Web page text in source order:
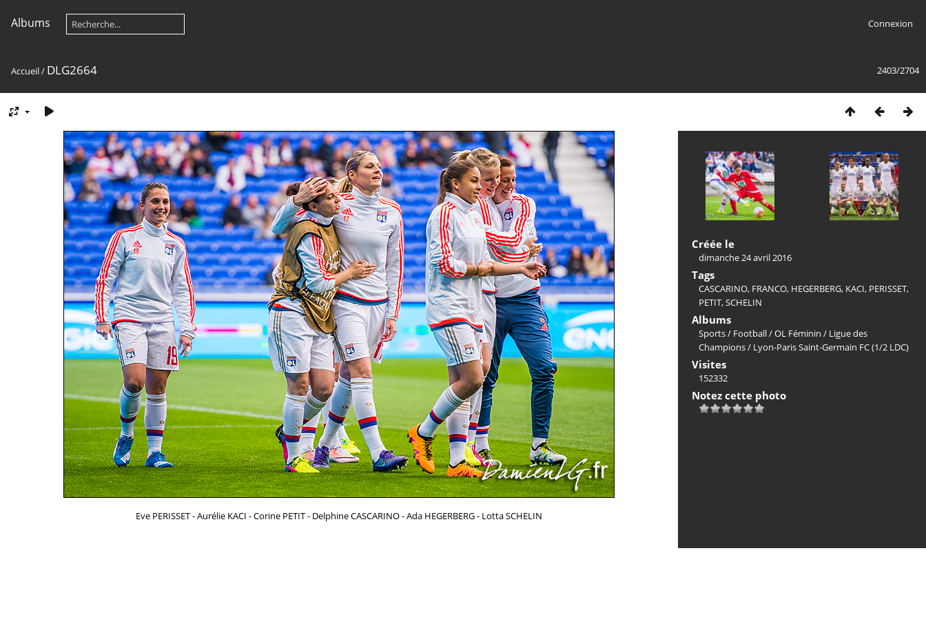
Albums Connexion
2403/2704
Accueil/ DLG2664
Eve PERISSET - Aurélie KACI - Corine PETIT - Delphine CASCARINO - Ada HEGERBERG - Lotta SCHELIN
Créée le
dimanche 24 avril 2016
Tags
CASCARINO, FRANCO, HEGERBERG, KACI, PERISSET,
PETIT,SCHELIN
Albums
Sports/ Football/OL Féminin / Ligue des
Champions/ Lyon-Paris Saint-Germain FC (1/2 LDC)
Visites
152332
Notez cette photo